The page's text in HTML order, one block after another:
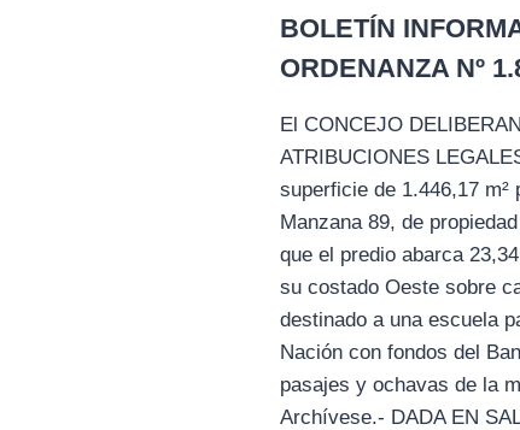
BOLETÍN
ORDENANZA Nº
El CONCEJO
ATRIBUCIONES
superficie de 1.446,17
Manzana 89, de
que el predio abarca
su costado Oeste sobre
destinado a una escuela
Nación con fondos del
pasajes y ochavas de la
Archívese.- DADA EN